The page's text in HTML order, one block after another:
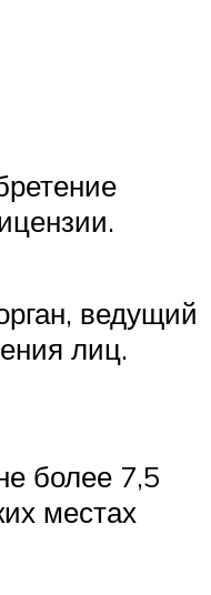
ведущий
лиц.
более 7,5
местах